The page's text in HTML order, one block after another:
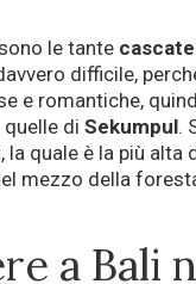
le tante cascate
difficile,
e romantiche,
di Sekumpul.
, la quale è la più alta
mezzo della
a Bali